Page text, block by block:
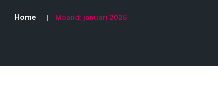
Home Maand: januari 2025